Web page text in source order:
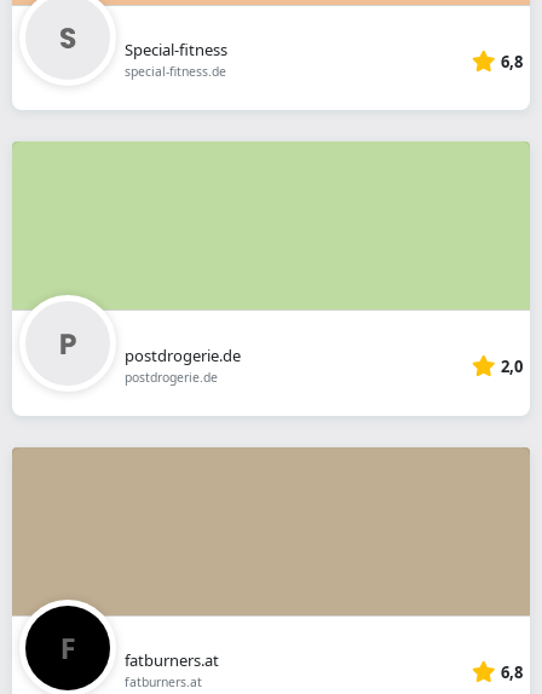
Special-fitness
special-fitness.de 6,8
postdrogerie.de
postdrogerie.de 2,0
fatburners.at
fatburners.at 6,8